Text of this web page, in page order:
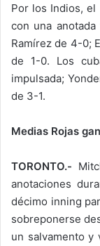
Por los Indios,
con una
Ramírez de 4-0;
de 1-0. Los
impulsada;
de 3-1.
Medias Rojas
TORONTO.-
anotaciones
décimo inning
sobreponerse
un salvamento